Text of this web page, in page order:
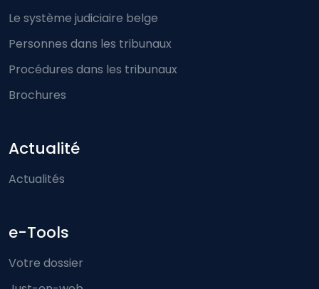
Le système judiciaire belge
Personnes dans les tribunaux
Procédures dans les tribunaux
Brochures
Actualité
Actualités
e-Tools
Votre dossier